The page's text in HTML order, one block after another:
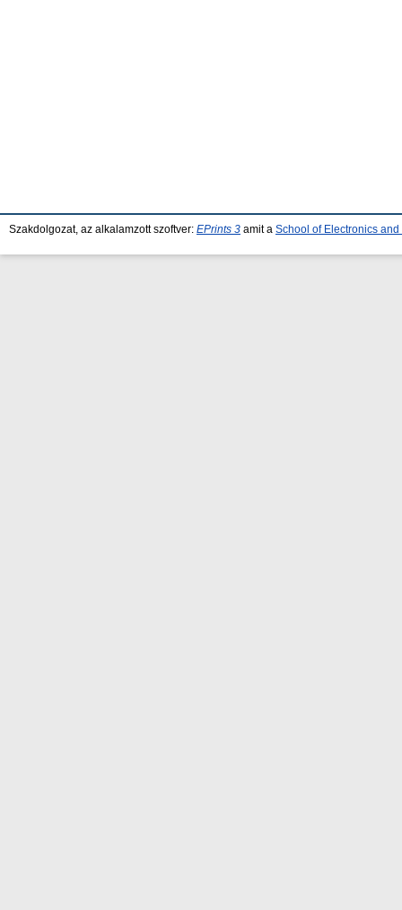
Szakdolgozat, az alkalamzott szoftver: EPrints 3 amit a School of Electronics